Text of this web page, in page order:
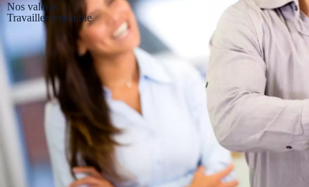
Nos valeurs
Travailler ensemble